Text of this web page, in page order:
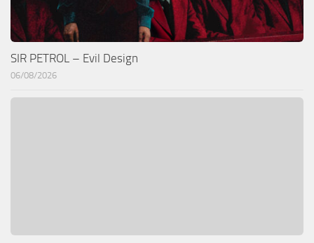
SIR PETROL – Evil Design
06/08/2026